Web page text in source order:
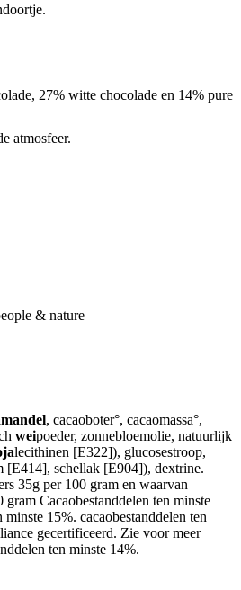
27% witte chocolade en 14% pure
atmosfeer.
& nature
, cacaoboter°, cacaomassa°,
weipoeder, zonnebloemolie, natuurlijk
lecithinen [E322]), glucosestroop,
[E414], schellak [E904]), dextrine.
35g per 100 gram en waarvan
Cacaobestanddelen ten minste
minste 15%. cacaobestanddelen ten
gecertificeerd. Zie voor meer
ten minste 14%.